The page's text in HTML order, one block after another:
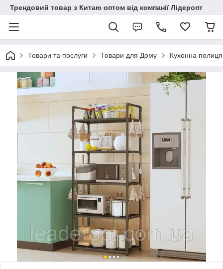
Трендовий товар з Китаю оптом від компанії Лідеропт
Товари та послуги Товари для Дому Кухонна